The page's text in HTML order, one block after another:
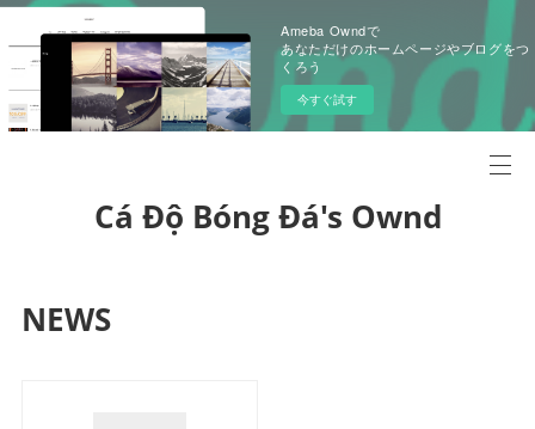
Ameba Owndで
あなただけのホームページやブログをつ
くろう
今すぐ試す
Cá Độ Bóng Đá's Ownd
NEWS